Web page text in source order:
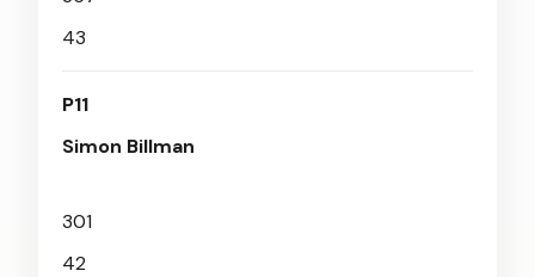
43
P11
Simon Billman
301
42